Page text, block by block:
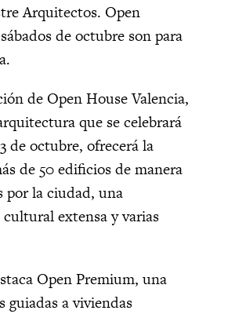
Arquitectos. Open
de octubre son para
de Open House Valencia,
que se celebrará
de octubre, ofrecerá la
de 50 edificios de manera
por la ciudad, una
extensa y varias
Open Premium, una
guiadas a viviendas